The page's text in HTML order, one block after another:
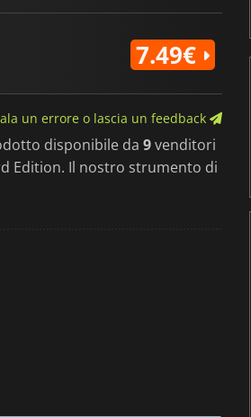
7.49€
un errore o lascia un feedback
disponibile da 9venditori
Edition. Il nostro strumento di